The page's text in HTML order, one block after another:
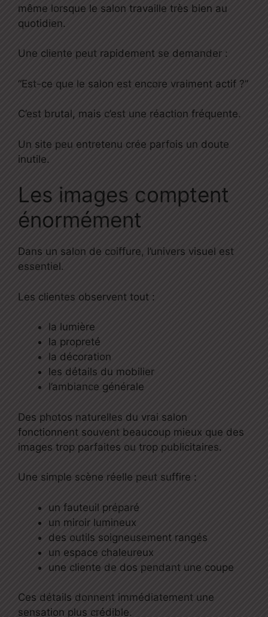
même lorsque le salon travaille très bien au
quotidien.
Une cliente peut rapidement se demander :
“Est-ce que le salon est encore vraiment actif ?”
C’est brutal, mais c’est une réaction fréquente.
Un site peu entretenu crée parfois un doute
inutile.
Les images comptent
énormément
Dans un salon de coiffure, l’univers visuel est
essentiel.
Les clientes observent tout :
la lumière
la propreté
la décoration
les détails du mobilier
l’ambiance générale
Des photos naturelles du vrai salon
fonctionnent souvent beaucoup mieux que des
images trop parfaites ou trop publicitaires.
Une simple scène réelle peut suffire :
un fauteuil préparé
un miroir lumineux
des outils soigneusement rangés
un espace chaleureux
une cliente de dos pendant une coupe
Ces détails donnent immédiatement une
sensation plus crédible.